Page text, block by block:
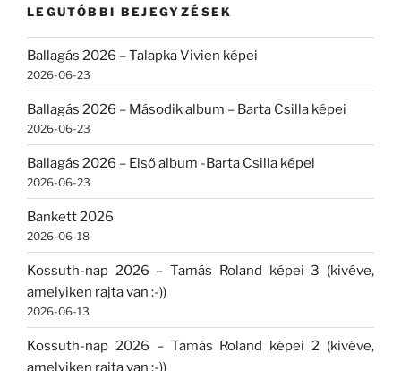
LEGUTÓBBI BEJEGYZÉSEK
Ballagás 2026 – Talapka Vivien képei
2026-06-23
Ballagás 2026 – Második album – Barta Csilla képei
2026-06-23
Ballagás 2026 – Első album -Barta Csilla képei
2026-06-23
Bankett 2026
2026-06-18
Kossuth-nap 2026 – Tamás Roland képei 3 (kivéve,
amelyiken rajta van :-))
2026-06-13
Kossuth-nap 2026 – Tamás Roland képei 2 (kivéve,
amelyiken rajta van :-))